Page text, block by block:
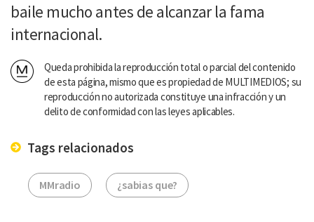
baile mucho antes de alcanzar la fama
internacional.
Queda prohibida la reproducción total o parcial del contenido
de esta página, mismo que es propiedad de MULTIMEDIOS; su
reproducción no autorizada constituye una infracción y un
delito de conformidad con las leyes aplicables.
Tags relacionados
MMradio ¿sabias que?